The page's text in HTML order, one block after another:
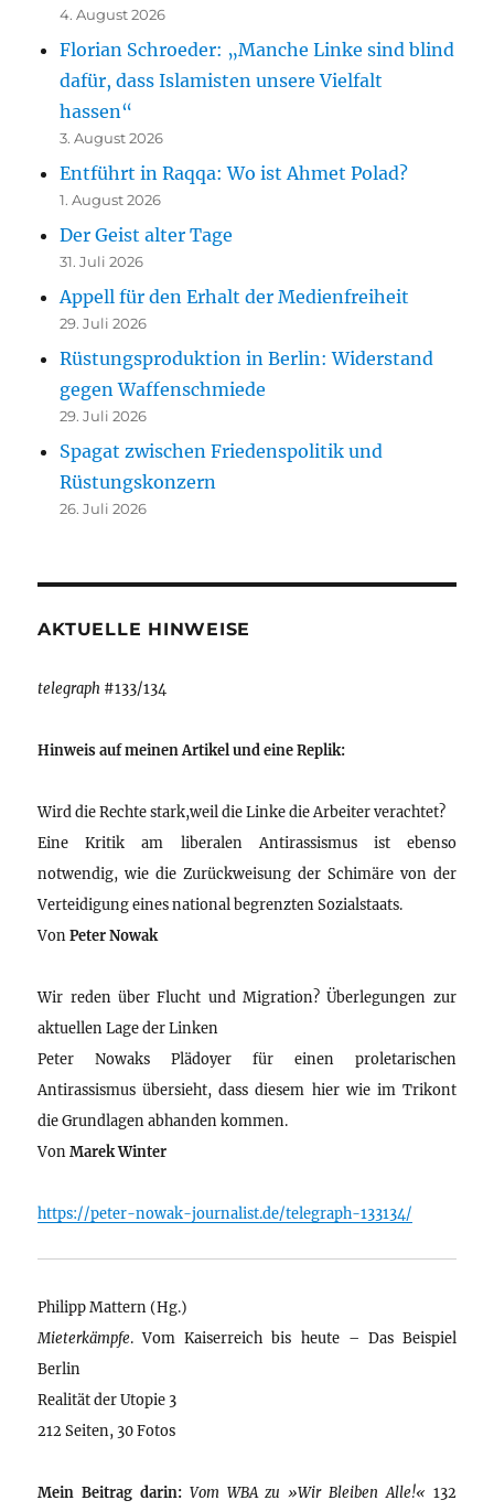
4. August 2026
Florian Schroeder: „Manche Linke sind blind
dafür, dass Islamisten unsere Vielfalt
hassen“
3. August 2026
Entführt in Raqqa: Wo ist Ahmet Polad?
1. August 2026
Der Geist alter Tage
31. Juli 2026
Appell für den Erhalt der Medienfreiheit
29. Juli 2026
Rüstungsproduktion in Berlin: Widerstand
gegen Waffenschmiede
29. Juli 2026
Spagat zwischen Friedenspolitik und
Rüstungskonzern
26. Juli 2026
AKTUELLE HINWEISE
telegraph #133/134
Hinweis auf meinen Artikel und eine Replik:
Wird die Rechte stark,weil die Linke die Arbeiter verachtet?
Eine Kritik am liberalen Antirassismus ist ebenso
notwendig, wie die Zurückweisung der Schimäre von der
Verteidigung eines national begrenzten Sozialstaats.
VonPeter Nowak
Wir reden über Flucht und Migration? Überlegungen zur
aktuellen Lage der Linken
Peter Nowaks Plädoyer für einen proletarischen
Antirassismus übersieht, dass diesem hier wie im Trikont
die Grundlagen abhanden kommen.
VonMarek Winter
https://peter-nowak-journalist.de/telegraph-133134/
Philipp Mattern (Hg.)
Mieterkämpfe. Vom Kaiserreich bis heute – Das Beispiel
Berlin
Realität der Utopie 3
212 Seiten, 30 Fotos
Mein Beitrag darin: Vom WBA zu »Wir Bleiben Alle!« 132